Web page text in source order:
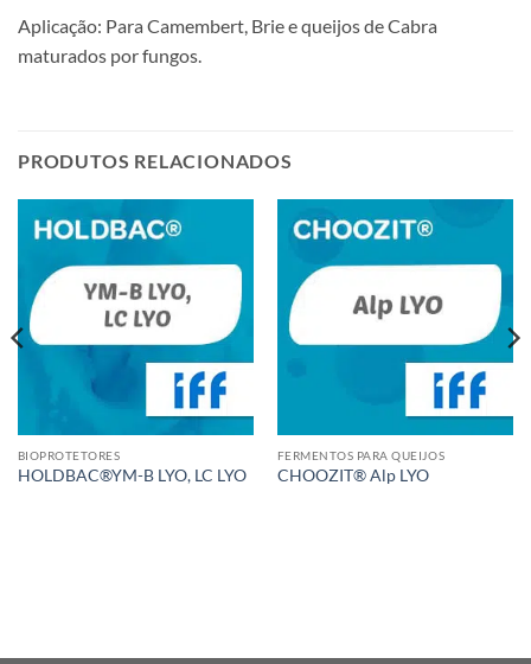
Aplicação: Para Camembert, Brie e queijos de Cabra
maturados por fungos.
PRODUTOS RELACIONADOS
BIOPROTETORES
HOLDBAC®YM-B LYO, LC LYO
FERMENTOS PARA QUEIJOS
CHOOZIT® Alp LYO